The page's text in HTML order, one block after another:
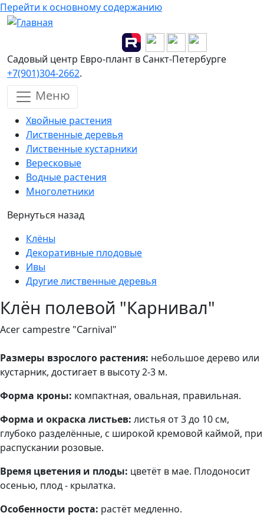
Перейти к основному содержанию
Садовый центр Евро-плант в Санкт-Петербурге
+7(901)304-2662.
Меню
Хвойные растения
Лиственные деревья
Лиственные кустарники
Вересковые
Водные растения
Многолетники
Вернуться назад
Клёны
Декоративные плодовые
Ивы
Другие лиственные деревья
Клён полевой "Карнивал"
Acer campestre "Carnival"
Размеры взрослого растения: небольшое дерево или
кустарник, достигает в высоту 2-3 м.
Форма кроны: компактная, овальная, правильная.
Форма и окраска листьев: листья от 3 до 10 см,
глубоко разделённые, с широкой кремовой каймой, при
распускании розовые.
Время цветения и плоды: цветёт в мае. Плодоносит
осенью, плод - крылатка.
Особенности роста: растёт медленно.